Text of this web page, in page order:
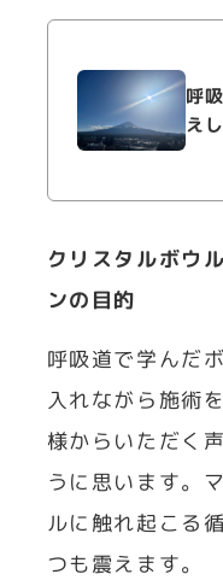
呼
え
クリスタルボウ
ンの目的
呼吸道で学んだ
入れながら施術
様からいただく
うに思います。
ルに触れ起こる
つも震えます。